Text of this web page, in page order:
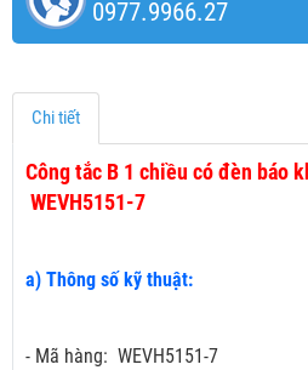
0977.9966.27
Chi tiết
Công tắc B 1 chiều có đèn báo
WEVH5151-7
a) Thông số kỹ thuật:
- Mã hàng: WEVH5151-7